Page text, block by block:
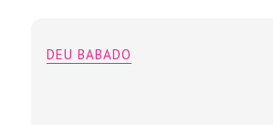
DEU BABADO